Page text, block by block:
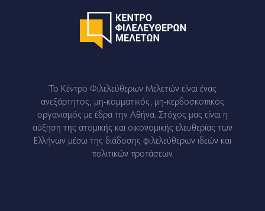
Το Κέντρο Φιλελεύθερων Μελετών είναι ένας
ανεξάρτητος, μη-κομματικός, μη-κερδοσκοπικός
οργανισμός με έδρα την Αθήνα. Στόχος μας είναι η
αύξηση της ατομικής και οικονομικής ελευθερίας των
Ελλήνων μέσω της διάδοσης φιλελεύθερων ιδεών και
πολιτικών προτάσεων.